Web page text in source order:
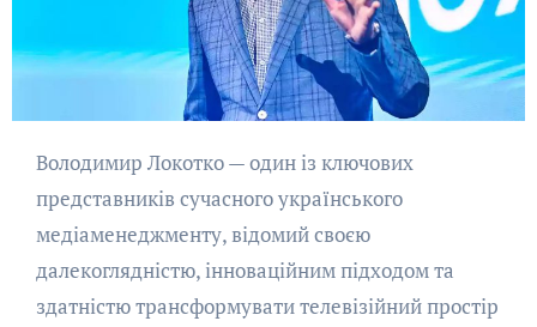
Володимир Локотко — один із ключових
представників сучасного українського
медіаменеджменту, відомий своєю
далекоглядністю, інноваційним підходом та
здатністю трансформувати телевізійний простір